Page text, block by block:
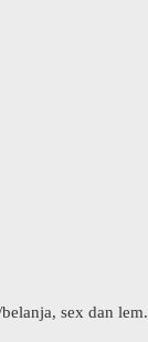
sex dan lem.